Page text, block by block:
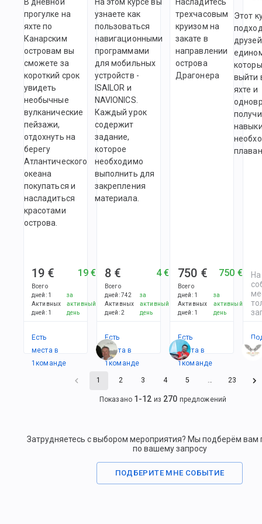
прогулке на
яхте по
Канарским
островам вы
сможете за
короткий срок
увидеть
необычные
вулканические
пейзажи,
отдохнуть на
берегу
Атлантического
океана
покупаться и
насладиться
красотами
острова.
19 €
Всего
дней: 1
Активных
дней: 1
19 €
за
активный
день
Есть
места в
1командe
узнаете как
пользоваться
навигационными
программами
для мобильных
устройств -
ISAILOR и
NAVIONICS.
Каждый урок
содержит
задание,
которое
необходимо
выполнить для
закрепления
материала.
8 €
Всего
дней:742
Активных
дней:2
4 €
за
активный
день
Есть
места в
1командe
трехчасовым
круизом на
закате в
направлении
острова
Драгонера
750 €
Всего
дней: 1
Активных
дней: 1
750 €
за
активный
день
Есть
места в
1командe
Этот
выйти
яхте и
1 2 3 4 5 … 23
Показано 1 -12 из 270 предложений
Затрудняетесь с выбором мероприятия? Мы подберём вам
по вашему запросу
ПОДБЕРИТЕ МНЕ СОБЫТИЕ